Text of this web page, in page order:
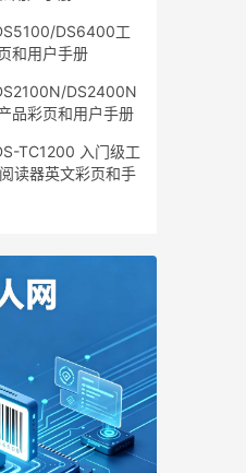
DS6400工
和用户手册
DS2400N
品彩页和用户手册
TC1200 入门级工
读器英文彩页和手